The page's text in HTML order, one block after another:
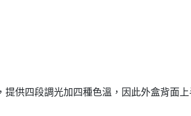
提供四段調光加四種色溫，因此外盒背面上